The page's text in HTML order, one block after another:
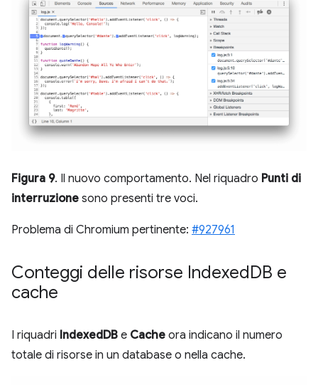
Figura 9. Il nuovo comportamento. Nel riquadro Punti di
interruzione sono presenti tre voci.
Problema di Chromium pertinente: #927961
Conteggi delle risorse IndexedDB e
cache
I riquadri IndexedDB e Cache ora indicano il numero
totale di risorse in un database o nella cache.